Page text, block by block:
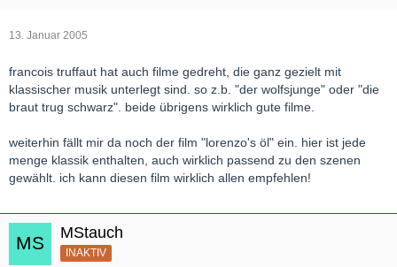
13. Januar 2005
francois truffaut hat auch filme gedreht, die ganz gezielt mit
klassischer musik unterlegt sind. so z.b. "der wolfsjunge" oder "die
braut trug schwarz". beide übrigens wirklich gute filme.
weiterhin fällt mir da noch der film "lorenzo's öl" ein. hier ist jede
menge klassik enthalten, auch wirklich passend zu den szenen
gewählt. ich kann diesen film wirklich allen empfehlen!
MStauch
INAKTIV